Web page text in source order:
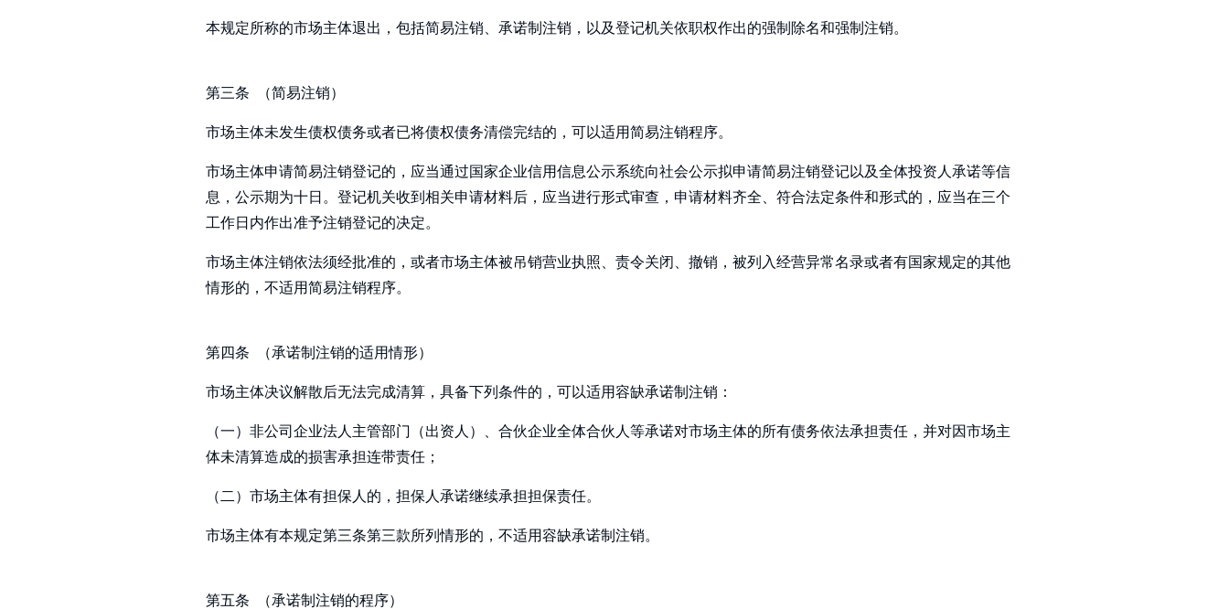
本规定所称的市场主体退出，包括简易注销、承诺制注销，以及登记机关依职权作出的强制除名和强制注销。
第三条 （简易注销）
市场主体未发生债权债务或者已将债权债务清偿完结的，可以适用简易注销程序。
市场主体申请简易注销登记的，应当通过国家企业信用信息公示系统向社会公示拟申请简易注销登记以及全体投资人承诺等信
息，公示期为十日。登记机关收到相关申请材料后，应当进行形式审查，申请材料齐全、符合法定条件和形式的，应当在三个
工作日内作出准予注销登记的决定。
市场主体注销依法须经批准的，或者市场主体被吊销营业执照、责令关闭、撤销，被列入经营异常名录或者有国家规定的其他
情形的，不适用简易注销程序。
第四条 （承诺制注销的适用情形）
市场主体决议解散后无法完成清算，具备下列条件的，可以适用容缺承诺制注销：
（一）非公司企业法人主管部门（出资人）、合伙企业全体合伙人等承诺对市场主体的所有债务依法承担责任，并对因市场主
体未清算造成的损害承担连带责任；
（二）市场主体有担保人的，担保人承诺继续承担担保责任。
市场主体有本规定第三条第三款所列情形的，不适用容缺承诺制注销。
第五条 （承诺制注销的程序）